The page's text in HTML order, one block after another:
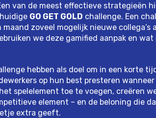
van de meest effectieve strategieën
GO GET GOLD challenge. Een
zoveel mogelijk nieuwe collega’s
we deze gamified aanpak en
hebben als doel om in een korte
op hun best presteren
spelelement toe te voegen, creëren
element – en de beloning die
extra geeft.